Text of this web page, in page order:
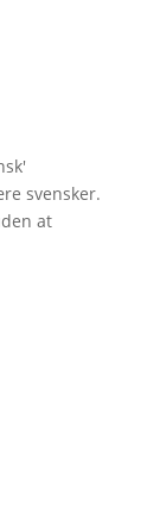
'
svensker.
at